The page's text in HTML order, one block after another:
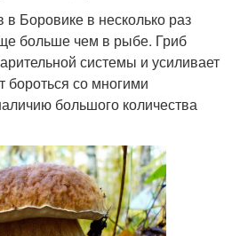
Боровике в несколько раз
больше чем в рыбе. Гриб
системы и усиливает
бороться со многими
большого количества